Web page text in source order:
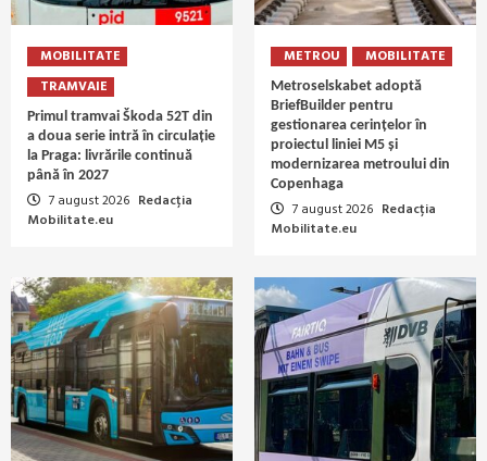
MOBILITATE
TRAMVAIE
Primul tramvai Škoda 52T din
a doua serie intră în circulație
la Praga: livrările continuă
până în 2027
7 august 2026 Redacția
Mobilitate.eu
METROU MOBILITATE
Metroselskabet adoptă
BriefBuilder pentru
gestionarea cerințelor în
proiectul liniei M5 și
modernizarea metroului din
Copenhaga
7 august 2026 Redacția
Mobilitate.eu